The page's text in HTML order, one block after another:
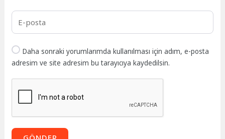
Daha sonraki yorumlarımda kullanılması için adım, e-posta
adresim ve site adresim bu tarayıcıya kaydedilsin.